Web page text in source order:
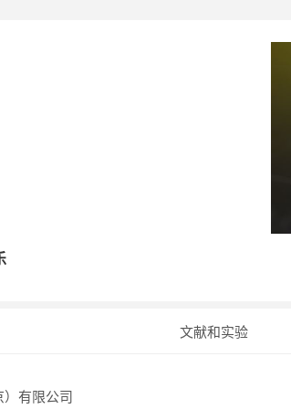
文献和实验
有限公司